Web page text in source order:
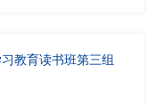
教育读书班第三组